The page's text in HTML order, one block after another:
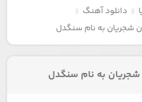
دانلود آهنگ
شجریان به نام سنگدل
به نام سنگدل